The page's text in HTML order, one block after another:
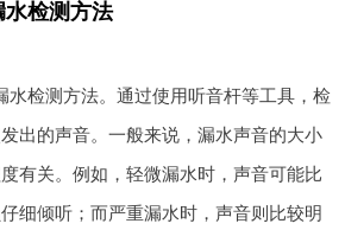
检测方法
水检测方法。通过使用听音杆等工具，检
出的声音。一般来说，漏水声音的大小
有关。例如，轻微漏水时，声音可能比
细倾听；而严重漏水时，声音则比较明